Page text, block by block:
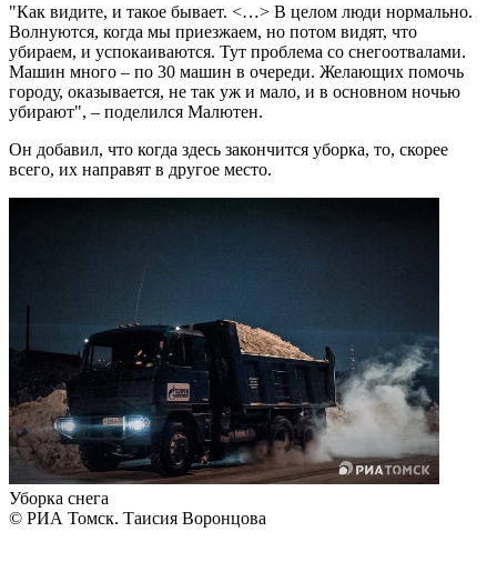
"Как видите, и такое бывает. <…> В целом люди нормально.
Волнуются, когда мы приезжаем, но потом видят, что
убираем, и успокаиваются. Тут проблема со снегоотвалами.
Машин много – по 30 машин в очереди. Желающих помочь
городу, оказывается, не так уж и мало, и в основном ночью
убирают", – поделился Малютен.
Он добавил, что когда здесь закончится уборка, то, скорее
всего, их направят в другое место.
Уборка снега
© РИА Томск. Таисия Воронцова